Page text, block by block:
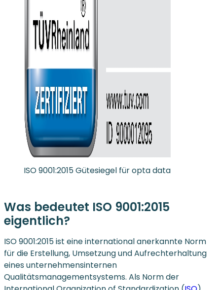
ISO 9001:2015 Gütesiegel für opta data
Was bedeutet ISO 9001:2015
eigentlich?
ISO 9001:2015 ist eine international anerkannte Norm
für die Erstellung, Umsetzung und Aufrechterhaltung
eines unternehmensinternen
Qualitätsmanagementsystems. Als Norm der